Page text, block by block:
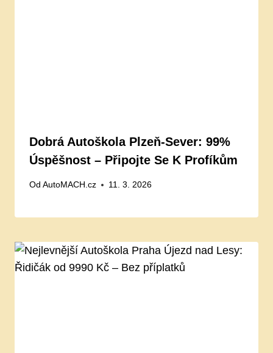
Dobrá Autoškola Plzeň-Sever: 99%
Úspěšnost – Připojte Se K Profíkům
Od AutoMACH.cz 11. 3. 2026